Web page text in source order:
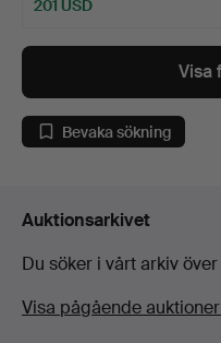
201 USD
Visa
Bevaka sökning
Auktionsarkivet
Du söker i vårt arkiv
Visa pågående